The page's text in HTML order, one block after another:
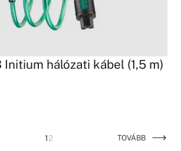
Initium hálózati kábel (1,5 m)
12 TOVÁBB